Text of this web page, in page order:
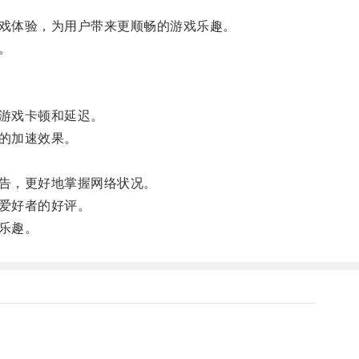
验，为用户带来更顺畅的游戏乐趣。
卡顿和延迟。
速效果。
更好地掌握网络状况。
者的好评。
趣。